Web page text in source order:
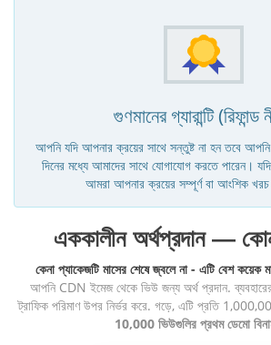
গুণমানের গ্যারান্টি (রিফান্ড
আপনি যদি আপনার ক্রয়ের সাথে সন্তুষ্ট না হন তবে
দিনের মধ্যে আমাদের সাথে যোগাযোগ করতে পারেন।
আমরা আপনার ক্রয়ের সম্পূর্ণ বা আংশিক
এককালীন অর্থপ্রদান —
কেনা প্যাকেজটি মাসের শেষে জ্বলে না - এটি বেশ কয়েক
আপনি CDN ইমেজ থেকে ভিউ জন্য অর্থ প্রদান.
ট্রাফিক পরিমাণ উপর নির্ভর করে. গড়ে, এটি প্রতি
10,000 ভিউগুলির প্রথম ডেমো